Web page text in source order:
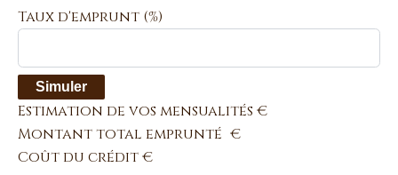
Taux d'emprunt (%)
Simuler
Estimation de vos mensualités €
Montant total emprunté €
Coût du crédit€